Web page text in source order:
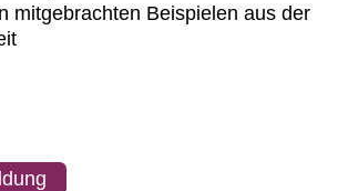
mitgebrachten Beispielen aus der